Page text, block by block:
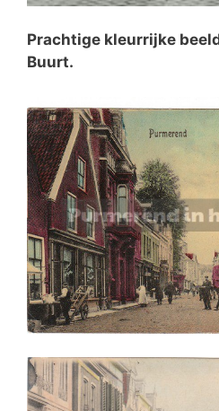
Prachtige kleurrijke
Buurt.